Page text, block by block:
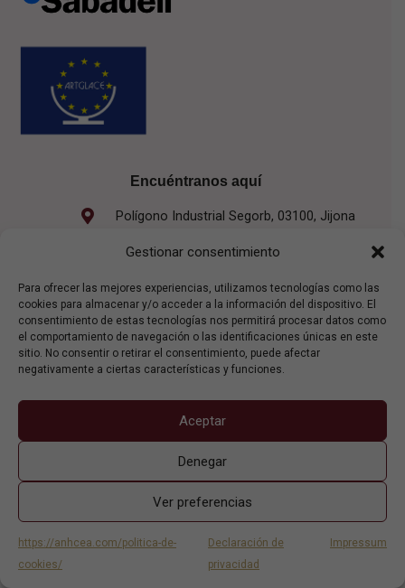
Gestionar consentimiento
Para ofrecer las mejores experiencias, utilizamos tecnologías como las
cookies para almacenar y/o acceder a la información del dispositivo. El
consentimiento de estas tecnologías nos permitirá procesar datos como
el comportamiento de navegación o las identificaciones únicas en este
sitio. No consentir o retirar el consentimiento, puede afectar
negativamente a ciertas características y funciones.
Aceptar
Denegar
Ver preferencias
https://anhcea.com/politica-de-
cookies/
Declaración de
privacidad
Impressum
Encuéntranos aquí
Polígono Industrial Segorb, 03100, Jijona
965 613 042
direccion@servigelat.com
De Septiembre a Febrero
Lun - Vie
08:00 h - 15:00 h
Lun - Jue
08:00 h - 15:00 h / 17:00 h - 19:00 h
Viernes
08:00 h - 15:00 h